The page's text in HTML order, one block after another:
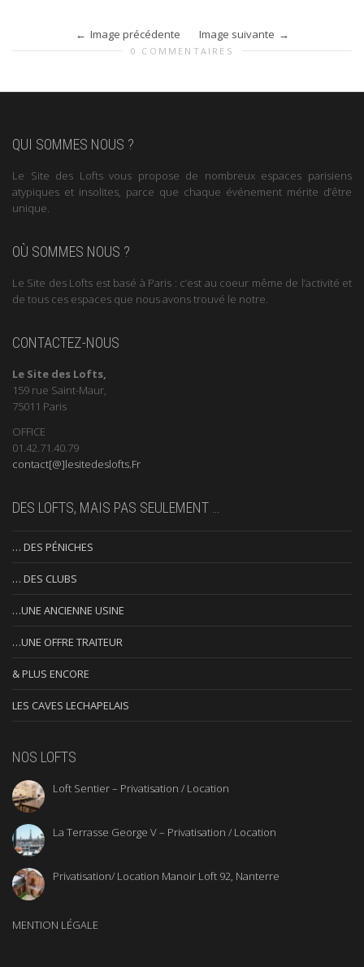
Image précédente Image suivante
0 COMMENTAIRES
QUI SOMMES NOUS ?
Le Site des Lofts vous propose de nombreux espaces parisiens
atypiques et insolites, parce que chaque événement mérite d’être
unique.
OÙ SOMMES NOUS ?
Le Site des Lofts est basé à Paris : c’est au coeur même de l’activité et
de tous ces espaces que nous avons trouvé le notre.
CONTACTEZ-NOUS
Le Site des Lofts,
159 rue Saint-Maur,
75011 Paris
OFFICE
01.42.71.40.79
contact[@]lesitedeslofts.Fr
DES LOFTS, MAIS PAS SEULEMENT …
… DES PÉNICHES
… DES CLUBS
…UNE ANCIENNE USINE
…UNE OFFRE TRAITEUR
& PLUS ENCORE
LES CAVES LECHAPELAIS
NOS LOFTS
Loft Sentier – Privatisation / Location
La Terrasse George V – Privatisation / Location
Privatisation/ Location Manoir Loft 92, Nanterre
MENTION LÉGALE